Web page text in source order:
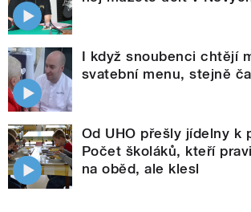
I když snoubenci chtějí
svatební menu, stejně
Od UHO přešly jídelny k
Počet školáků, kteří
na oběd, ale klesl